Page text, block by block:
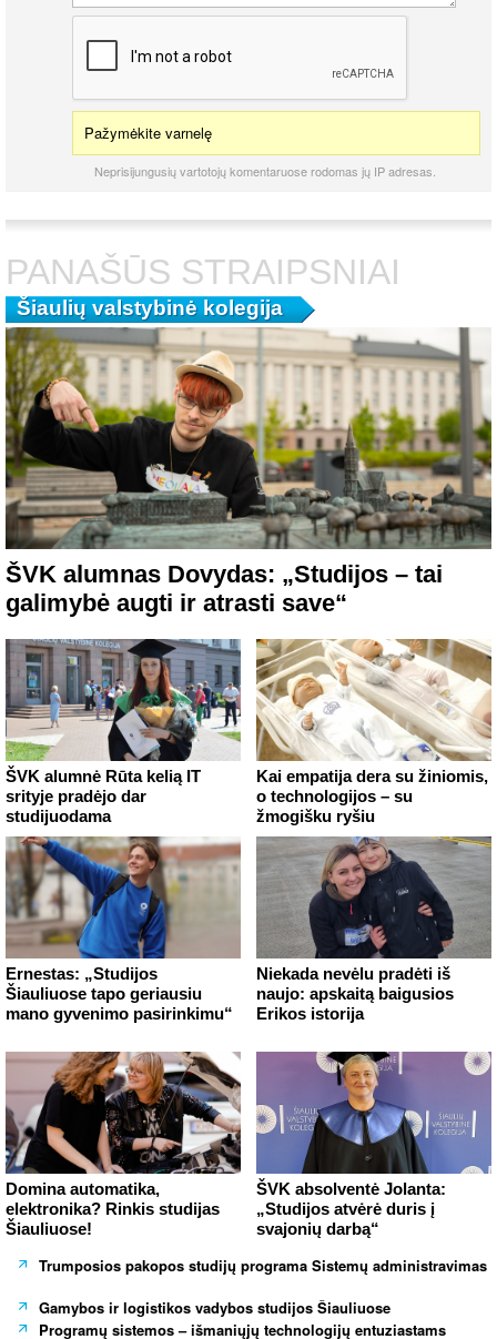
Pažymėkite varnelę
Neprisijungusių vartotojų komentaruose rodomas jų IP adresas.
PANAŠŪS STRAIPSNIAI
Šiaulių valstybinė kolegija
ŠVK alumnas Dovydas: „Studijos – tai
galimybė augti ir atrasti save“
ŠVK alumnė Rūta kelią IT
srityje pradėjo dar
studijuodama
Kai empatija dera su žiniomis,
o technologijos – su
žmogišku ryšiu
Ernestas: „Studijos
Šiauliuose tapo geriausiu
mano gyvenimo pasirinkimu“
Niekada nevėlu pradėti iš
naujo: apskaitą baigusios
Erikos istorija
Domina automatika,
elektronika? Rinkis studijas
Šiauliuose!
ŠVK absolventė Jolanta:
„Studijos atvėrė duris į
svajonių darbą“
Trumposios pakopos studijų programa Sistemų administravimas
Gamybos ir logistikos vadybos studijos Šiauliuose
Programų sistemos – išmaniųjų technologijų entuziastams